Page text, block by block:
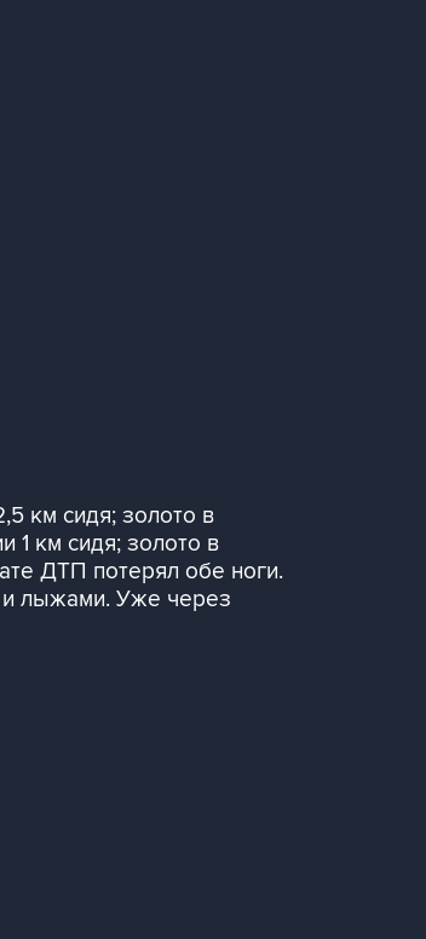
км сидя; золото в
1 км сидя; золото в
ДТП потерял обе ноги.
и лыжами. Уже через